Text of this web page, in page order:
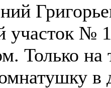
участок №
Только
в